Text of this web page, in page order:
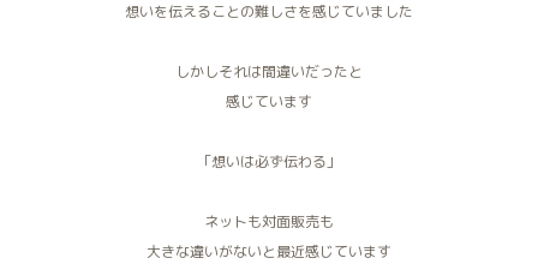
想いを伝えることの難しさを感じていました
しかしそれは間違いだったと
感じています
「想いは必ず伝わる」
ネットも対面販売も
大きな違いがないと最近感じています